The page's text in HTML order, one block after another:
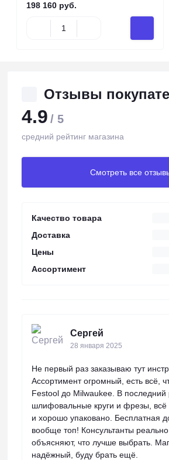
198 160 руб.
Отзывы
4.9 / 5
средний рейтинг магазина
Смотреть все
Качество товара
Доставка
Цены
Ассортимент
Сергей
28 января 2025
Не первый раз заказываю тут
Ассортимент огромный, есть всё,
Festool до Milwaukee. В последний
шлифовальные круги и фрезы,
и хорошо упаковано. Бесплатная
вообще топ! Консультанты
объясняют, что лучше выбрать.
надёжный, буду брать ещё.